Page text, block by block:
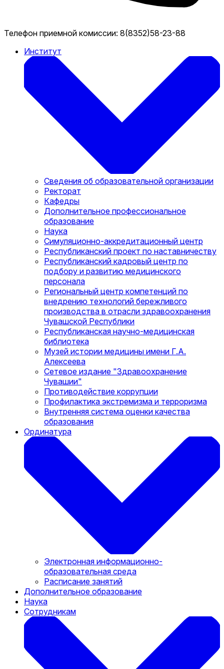
Телефон приемной комиссии: 8(8352)58-23-88
Институт
Сведения об образовательной организации
Ректорат
Кафедры
Дополнительное профессиональное
образование
Наука
Симуляционно-аккредитационный центр
Республиканский проект по наставничеству
Республиканский кадровый центр по
подбору и развитию медицинского
персонала
Региональный центр компетенций по
внедрению технологий бережливого
производства в отрасли здравоохранения
Чувашской Республики
Республиканская научно-медицинская
библиотека
Музей истории медицины имени Г.А.
Алексеева
Сетевое издание "Здравоохранение
Чувашии"
Противодействие коррупции
Профилактика экстремизма и терроризма
Внутренняя система оценки качества
образования
Ординатура
Электронная информационно-
образовательная среда
Расписание занятий
Дополнительное образование
Наука
Сотрудникам